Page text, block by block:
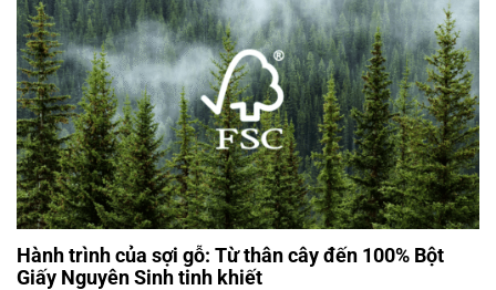
Hành trình của sợi gỗ: Từ thân cây đến 100% Bột
Giấy Nguyên Sinh tinh khiết